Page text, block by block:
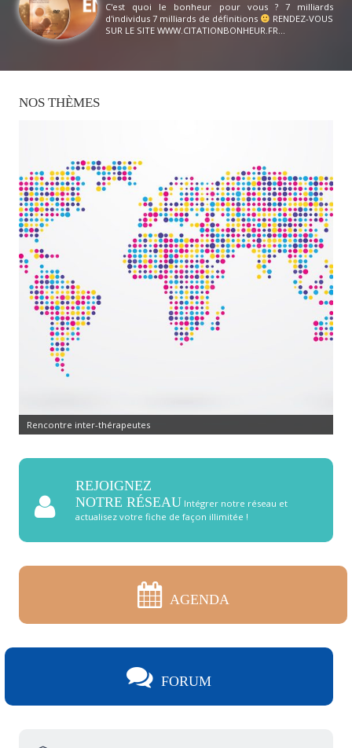
C'est quoi le bonheur pour vous ? 7 milliards
d'individus 7 milliards de définitions
RENDEZ-VOUS
SUR LE SITE WWW.CITATIONBONHEUR.FR...
NOS THÈMES
Rencontre inter-thérapeutes
REJOIGNEZ
NOTRE RÉSEAU Intégrer notre réseau et
actualisez votre fiche de façon illimitée !
AGENDA
FORUM